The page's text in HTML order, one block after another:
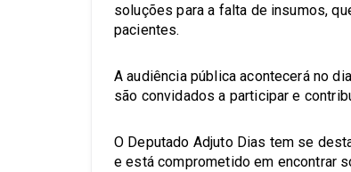
soluções para a falta de insumos,
pacientes.
A audiência pública acontecerá no
são convidados a participar e
O Deputado Adjuto Dias tem se
e está comprometido em encontrar